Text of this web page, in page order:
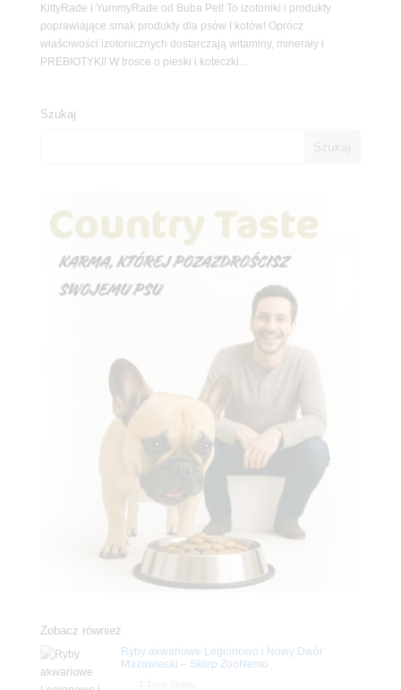
KittyRade i YummyRade od Buba Pet! To izotoniki i produkty
poprawiające smak produkty dla psów I kotów! Oprócz
właściwości izotonicznych dostarczają witaminy, minerały i
PREBIOTYKI! W trosce o pieski i koteczki...
Szukaj
Zobacz również
Ryby akwariowe Legionowo i Nowy Dwór
Mazowiecki – Sklep ZooNemo